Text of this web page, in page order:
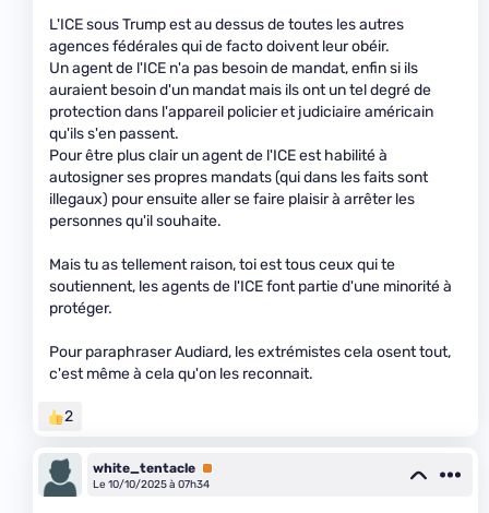
L'ICE sous Trump est au dessus de toutes les autres
agences fédérales qui de facto doivent leur obéir.
Un agent de l'ICE n'a pas besoin de mandat, enfin si ils
auraient besoin d'un mandat mais ils ont un tel degré de
protection dans l'appareil policier et judiciaire américain
qu'ils s'en passent.
Pour être plus clair un agent de l'ICE est habilité à
autosigner ses propres mandats (qui dans les faits sont
illegaux) pour ensuite aller se faire plaisir à arrêter les
personnes qu'il souhaite.
Mais tu as tellement raison, toi est tous ceux qui te
soutiennent, les agents de l'ICE font partie d'une minorité à
protéger.
Pour paraphraser Audiard, les extrémistes cela osent tout,
c'est même à cela qu'on les reconnait.
2
white_tentacle Premium
Le 10/10/2025 à 07h34